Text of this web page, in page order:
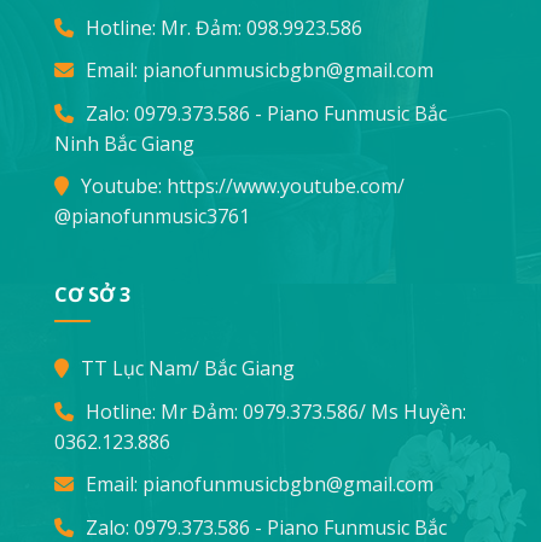
Hotline: Mr. Đảm: 098.9923.586
Email: pianofunmusicbgbn@gmail.com
Zalo: 0979.373.586 - Piano Funmusic Bắc
Ninh Bắc Giang
Youtube: https://www.youtube.com/
@pianofunmusic3761
CƠ SỞ 3
TT Lục Nam/ Bắc Giang
Hotline: Mr Đảm: 0979.373.586/ Ms Huyền:
0362.123.886
Email: pianofunmusicbgbn@gmail.com
Zalo: 0979.373.586 - Piano Funmusic Bắc